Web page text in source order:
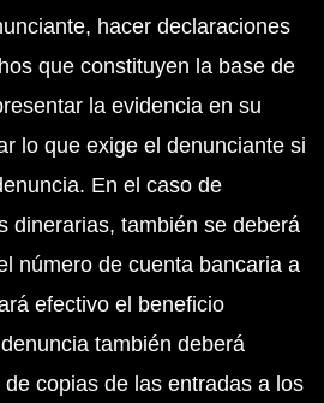
hacer declaraciones
que constituyen la base de
la evidencia en su
lo que exige el denunciante si
En el caso de
dinerarias, también se deberá
número de cuenta bancaria a
efectivo el beneficio
también deberá
copias de las entradas a los